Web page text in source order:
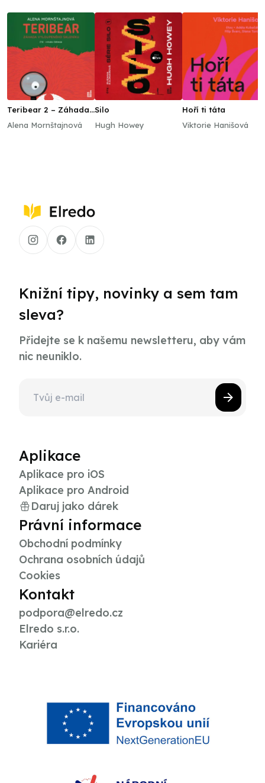
Teribear 2 – Záhada
Alena Mornštajnová
Silo
Hugh Howey
Hoří ti táta
Viktorie Hanišová
Knižní tipy, novinky a sem tam
sleva?
Přidejte se k našemu newsletteru, aby vám
nic neuniklo.
Aplikace
Aplikace pro iOS
Aplikace pro Android
Daruj jako dárek
Právní informace
Obchodní podmínky
Ochrana osobních údajů
Cookies
Kontakt
podpora@elredo.cz
Elredo s.r.o.
Kariéra